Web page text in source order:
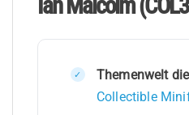
Ian Malcolm
Themenwelt
Collectible